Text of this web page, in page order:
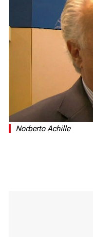
Norberto Achille